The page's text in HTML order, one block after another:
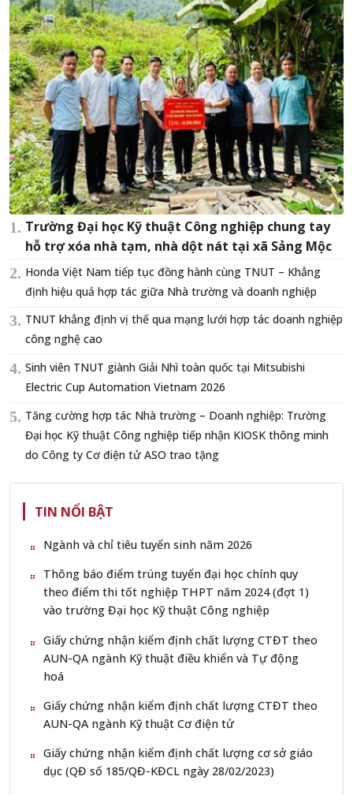
Trường Đại học Kỹ thuật Công nghiệp chung tay
hỗ trợ xóa nhà tạm, nhà dột nát tại xã Sảng Mộc
Honda Việt Nam tiếp tục đồng hành cùng TNUT – Khẳng
định hiệu quả hợp tác giữa Nhà trường và doanh nghiệp
TNUT khẳng định vị thế qua mạng lưới hợp tác doanh nghiệp
công nghệ cao
Sinh viên TNUT giành Giải Nhì toàn quốc tại Mitsubishi
Electric Cup Automation Vietnam 2026
Tăng cường hợp tác Nhà trường – Doanh nghiệp: Trường
Đại học Kỹ thuật Công nghiệp tiếp nhận KIOSK thông minh
do Công ty Cơ điện tử ASO trao tặng
TIN NỔI BẬT
Ngành và chỉ tiêu tuyển sinh năm 2026
Thông báo điểm trúng tuyển đại học chính quy
theo điểm thi tốt nghiệp THPT năm 2024 (đợt 1)
vào trường Đại học Kỹ thuật Công nghiệp
Giấy chứng nhận kiểm định chất lượng CTĐT theo
AUN-QA ngành Kỹ thuật điều khiển và Tự động
hoá
Giấy chứng nhận kiểm định chất lượng CTĐT theo
AUN-QA ngành Kỹ thuật Cơ điện tử
Giấy chứng nhận kiểm định chất lượng cơ sở giáo
dục (QĐ số 185/QĐ-KĐCL ngày 28/02/2023)